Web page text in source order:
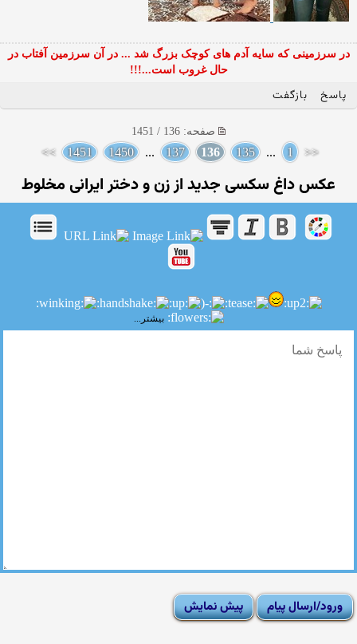
در سرزمینی که سایه آدم های کوچک بزرگ شد ... در آن سرزمین آفتاب در
حال غروب است...!!!
پاسخ بازگفت
صفحه: 136 / 1451
<<
1
...
135
136
137
...
1450
1451
>>
عکس داغ سکسی جدید از زن و دختر ایرانی مخلوط
بیشتر...